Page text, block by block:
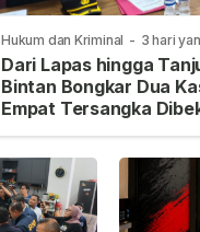
Hukum dan Kriminal - 3 hari
Dari Lapas hingga
Bintan Bongkar Dua
Empat Tersangka